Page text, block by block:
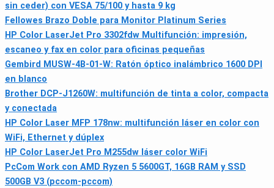
sin ceder) con VESA 75/100 y hasta 9 kg
Fellowes Brazo Doble para Monitor Platinum Series
HP Color LaserJet Pro 3302fdw Multifunción: impresión,
escaneo y fax en color para oficinas pequeñas
Gembird MUSW-4B-01-W: Ratón óptico inalámbrico 1600 DPI
en blanco
Brother DCP-J1260W: multifunción de tinta a color, compacta
y conectada
HP Color Laser MFP 178nw: multifunción láser en color con
WiFi, Ethernet y dúplex
HP Color LaserJet Pro M255dw láser color WiFi
PcCom Work con AMD Ryzen 5 5600GT, 16GB RAM y SSD
500GB V3 (pccom-pccom)